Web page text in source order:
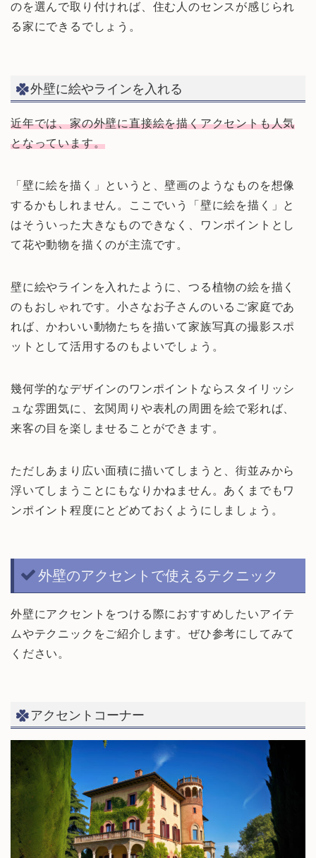
のを選んで取り付ければ、住む人のセンスが感じられ
る家にできるでしょう。
外壁に絵やラインを入れる
近年では、家の外壁に直接絵を描くアクセントも人気
となっています。
「壁に絵を描く」というと、壁画のようなものを想像
するかもしれません。ここでいう「壁に絵を描く」と
はそういった大きなものできなく、ワンポイントとし
て花や動物を描くのが主流です。
壁に絵やラインを入れたように、つる植物の絵を描く
のもおしゃれです。小さなお子さんのいるご家庭であ
れば、かわいい動物たちを描いて家族写真の撮影スポ
ットとして活用するのもよいでしょう。
幾何学的なデザインのワンポイントならスタイリッシ
ュな雰囲気に、玄関周りや表札の周囲を絵で彩れば、
来客の目を楽しませることができます。
ただしあまり広い面積に描いてしまうと、街並みから
浮いてしまうことにもなりかねません。あくまでもワ
ンポイント程度にとどめておくようにしましょう。
外壁のアクセントで使えるテクニック
外壁にアクセントをつける際におすすめしたいアイテ
ムやテクニックをご紹介します。ぜひ参考にしてみて
ください。
アクセントコーナー